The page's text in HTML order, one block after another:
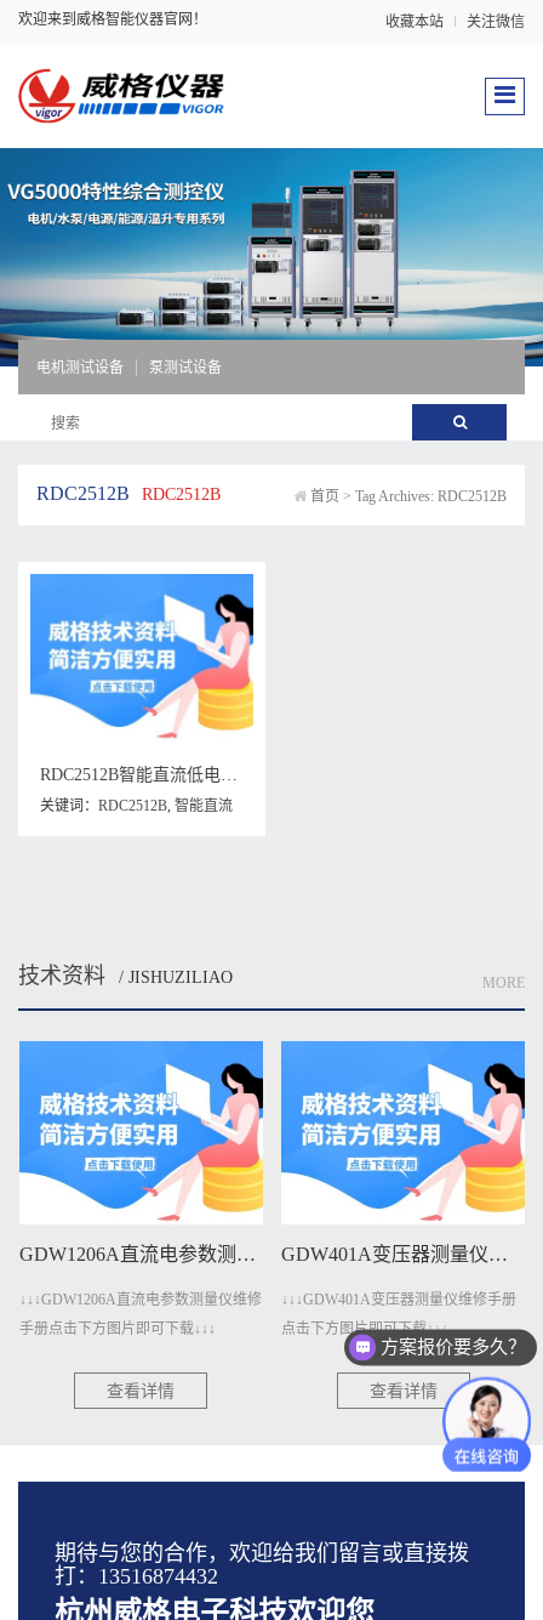
欢迎来到威格智能仪器官网！ 收藏本站 关注微信
电机测试设备 泵测试设备
RDC2512B RDC2512B 首页 > Tag Archives: RDC2512B
RDC2512B智能直流低电阻测试仪维修手册下载
关键词： RDC2512B, 智能直流
技术资料 / JISHUZILIAO MORE
GDW1206A直流电参数测量仪维修手册下载
↓↓↓GDW1206A直流电参数测量仪维修
手册点击下方图片即可下载↓↓↓
查看详情
GDW401A变压器测量仪维修手册下载
↓↓↓GDW401A变压器测量仪维修手册
点击下方图片即可下载↓↓↓
查看详情
期待与您的合作，欢迎给我们留言或直接拨
打：13516874432
杭州威格电子科技欢迎您
方案报价要多久？